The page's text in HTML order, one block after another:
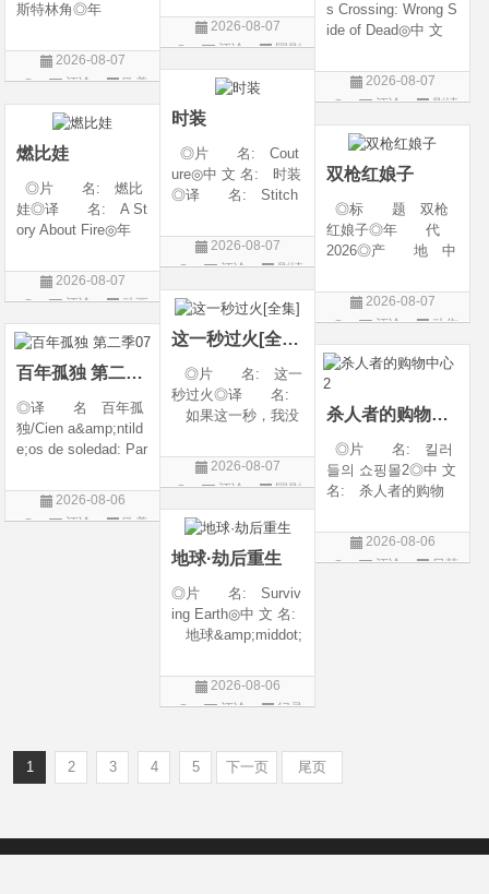
陆◎类 别 传记
/ 历史 / 古装◎语
上映日期 2026-07-
20(中国大陆)◎
2026-08-07
评论
国剧
斯特林角◎年
地: 美国◎类
别: 剧情◎语
期: 2026-08-05(美
国)◎IMDb评分: 6
2026-08-07
评论
欧美
剧
s Crossing: Wrong S
ide of Dead◎中 文
死亡的反面◎年
代: 2026◎产
别: 剧情 / 悬疑 / 惊
悚 / 犯罪◎语
2026-08-07
评论
剧情
片
时装
◎片 名: Cout
ure◎中 文 名: 时装
◎译 名: Stitch
(台)◎年 代: 20
25◎产 地: 法
剧情◎语 言:
法语 /
2026-08-07
评论
剧情
片
燃比娃
◎片 名: 燃比
娃◎译 名: A St
ory About Fire◎年
地: 中国大陆◎
类 别: 动画 / 奇
汉语普通话◎上映
日期: 202
2026-08-07
评论
动画
片
双枪红娘子
◎标 题 双枪
红娘子◎年 代
2026◎产 地 中
剧情 / 动作 / 战争◎
上映日期 2026-08-
链接 https://movie.
douban.com/s
2026-08-07
评论
动作
片
这一秒过火[全集]
◎片 名: 这一
秒过火◎译 名:
如果这一秒，我没
年 代: 2026◎
产 地: 中国大
情 / 爱情◎语 言:
汉语普通话◎上映
2026-08-07
评论
国剧
百年孤独 第二季07
◎译 名 百年孤
独/Cien a&amp;ntild
e;os de soledad: Par
ears of Solitude/One
Hundred Years of So
2026-08-06
评论
欧美
杀人者的购物中心2
◎片 名: 킬러
들의 쇼핑몰2◎中 文
名: 杀人者的购物
A Shop for Killers S
2 / A Shop for Killers
2026-08-06
评论
日韩
地球·劫后重生
◎片 名: Surviv
ing Earth◎中 文 名:
地球&amp;middot;
名: 幸存地球◎
年 代: 2026◎
◎语 言: 英语
◎上映
2026-08-06
评论
纪录
1 2 3 4 5 下一页 尾页